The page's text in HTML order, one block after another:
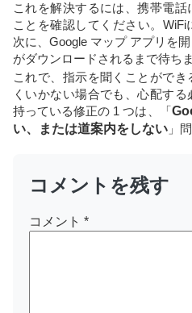
これを解決するには、携帯電
ことを確認してください。WiFi
次に、Google マップ アプリを
がダウンロードされるまで待ちま
これで、指示を聞くことがで
くいかない場合でも、心配す
持っている修正の 1 つは、「
い、または道案内をしない 」
コメントを残す
コメント *